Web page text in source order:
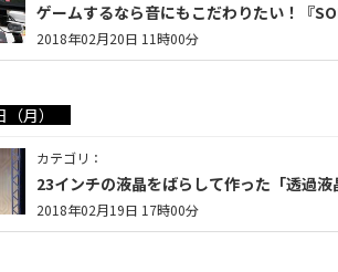
ゲームするなら音にもこだわりたい！『
2018年02月20日 11時00分
月）
カテゴリ：
23インチの液晶をばらして作った「透過
2018年02月19日 17時00分